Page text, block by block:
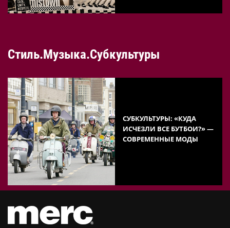
Стиль.Музыка.Субкультуры
СУБКУЛЬТУРЫ: «КУДА
ИСЧЕЗЛИ ВСЕ БУТБОИ?» —
СОВРЕМЕННЫЕ МОДЫ